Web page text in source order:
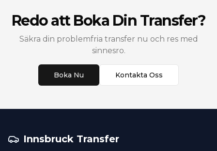
Redo att Boka Din Transfer?
Säkra din problemfria transfer nu och res med
sinnesro.
Boka Nu Kontakta Oss
Innsbruck Transfer